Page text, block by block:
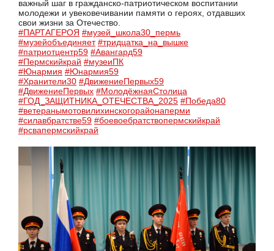
важный шаг в гражданско-патриотическом воспитании
молодежи и увековечивании памяти о героях, отдавших
свои жизни за Отечество.
#ПАРТАГЕРОЯ #музей_школа30_пермь
#музейобъединяет #тридцатка_на_вышке
#патриотцентр59 #Авангард59
#Пермскийкрай #музеиПК
#Юнармия #Юнармия59
#Хранители30 #ДвижениеПервых59
#ДвижениеПервых #МолодёжнаяСтолица
#ГОД_ЗАЩИТНИКА_ОТЕЧЕСТВА_2025 #Победа80
#ветеранымотовилихинскогорайонаперми
#силавбратстве59 #боевоебратствопермскийкрай
#рсвапермскийкрай